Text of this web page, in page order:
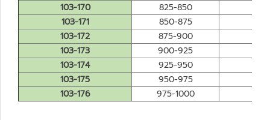
103-170
825-850
103-171
850-875
103-172
875-900
103-173
900-925
103-174
925-950
103-175
950-975
103-176
975-1000